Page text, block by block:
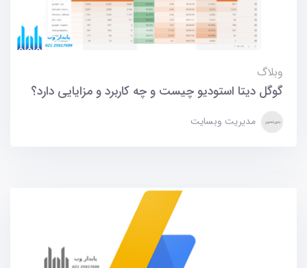
وبلاگ
گوگل دیتا استودیو چیست و چه کاربرد و مزایایی دارد؟
مدیریت وبسایت